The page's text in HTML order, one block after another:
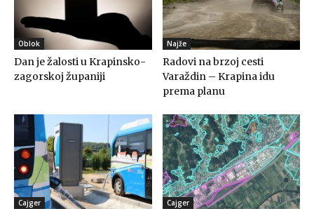
Oblok
Dan je žalosti u Krapinsko-
zagorskoj županiji
Najže
Radovi na brzoj cesti
Varaždin – Krapina idu
prema planu
Cajger Cajger